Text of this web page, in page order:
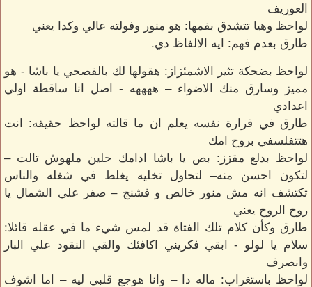
العوريف
لواحظ وهيا تتشدق بفمها: هو منور وفولته عالي وكدا يعني
طارق بعدم فهم: ايه الالفاظ دي.
لواحظ بضحكة تثير الاشمئزاز: هقولها لك بالفصحي يا باشا - هو
مميز وسارق منك الاضواء – ههههه - اصل انا ساقطة اولي
اعدادي
طارق في قرارة نفسه يعلم ان ما قالته لواحظ حقيقه: انت
هتتفلسفي بروح امك
لواحظ بدلع مقزز: بص يا باشا ادامك حلين ملهوش تالت –
لتكون احسن منه– لتحاول تخليه يغلط في شغله والناس
تكتشف انه مش منور خالص و فشنج – صفر علي الشمال يا
روح الروح يعني
طارق وكأن كلام تلك الفتاة قد لمس شيء ما في عقله قائلا:
سلام يا لولو - ابقي فكريني اكافئك والقي النقود علي البار
وانصرف
لواحظ باستغراب: ماله دا – وانا هوجع قلبي ليه – اما اشوف